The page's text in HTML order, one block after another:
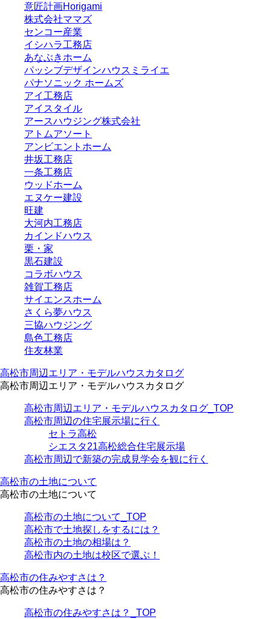
意匠計画Horigami
株式会社ママズ
センコー産業
イシハラ工務店
あなぶきホーム
パッシブデザインハウスミライエ
パナソニック ホームズ
アイ工務店
アイスタイル
アースハウジング株式会社
アトムアソート
アンビエントホーム
井坂工務店
一条工務店
ウッドホーム
エヌケー建設
旺建
大河内工務店
カインドハウス
栗・家
黒石建設
コラボハウス
雑賀工務店
サイエンスホーム
さくら夢ハウス
三協ハウジング
島色工務店
住友林業
高松市周辺エリア・モデルハウスカタログ
高松市周辺エリア・モデルハウスカタログ
高松市周辺エリア・モデルハウスカタログ_TOP
高松市周辺の住宅展示場に行く
セトラ高松
シエスタ21高松総合住宅展示場
高松市周辺で新築の完成見学会を観に行く
高松市の土地について
高松市の土地について
高松市の土地について_TOP
高松市で土地探しをするには？
高松市の土地の相場は？
高松市内の土地は校区で選ぶ！
高松市の住みやすさは？
高松市の住みやすさは？
高松市の住みやすさは？_TOP